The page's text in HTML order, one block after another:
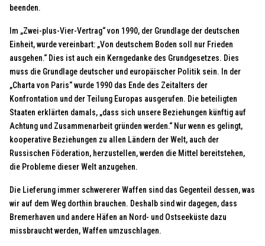
beenden.
Im „Zwei-plus-Vier-Vertrag“ von 1990, der Grundlage der deutschen
Einheit, wurde vereinbart: „Von deutschem Boden soll nur Frieden
ausgehen.“ Dies ist auch ein Kerngedanke des Grundgesetzes. Dies
muss die Grundlage deutscher und europäischer Politik sein. In der
„Charta von Paris“ wurde 1990 das Ende des Zeitalters der
Konfrontation und der Teilung Europas ausgerufen. Die beteiligten
Staaten erklärten damals, „dass sich unsere Beziehungen künftig auf
Achtung und Zusammenarbeit gründen werden.“ Nur wenn es gelingt,
kooperative Beziehungen zu allen Ländern der Welt, auch der
Russischen Föderation, herzustellen, werden die Mittel bereitstehen,
die Probleme dieser Welt anzugehen.
Die Lieferung immer schwererer Waffen sind das Gegenteil dessen, was
wir auf dem Weg dorthin brauchen. Deshalb sind wir dagegen, dass
Bremerhaven und andere Häfen an Nord- und Ostseeküste dazu
missbraucht werden, Waffen umzuschlagen.